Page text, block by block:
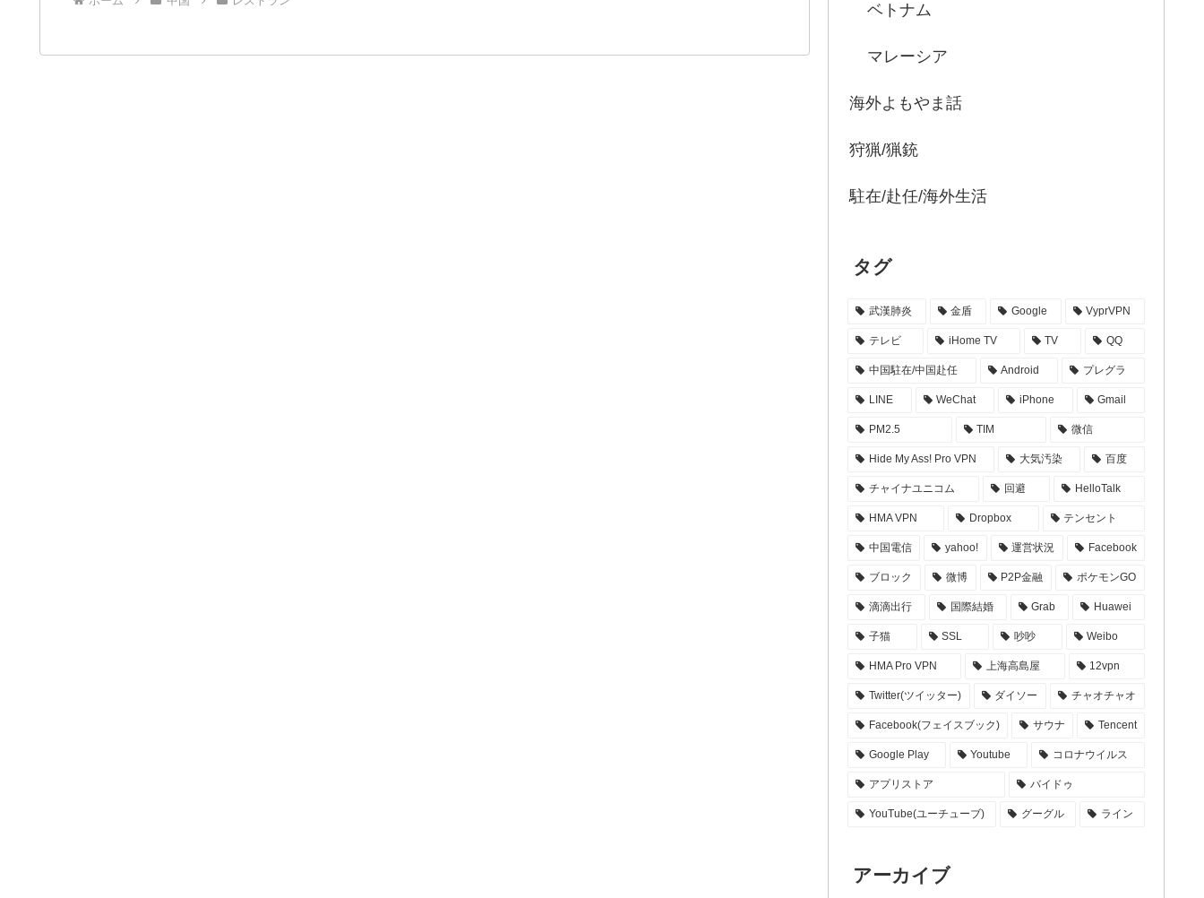
ベトナム
マレーシア
海外よもやま話
狩猟/猟銃
駐在/赴任/海外生活
タグ
武漢肺炎 金盾 Google VyprVPN
テレビ iHome TV TV QQ
中国駐在/中国赴任 Android プレグラ
LINE WeChat iPhone Gmail
PM2.5 TIM 微信
Hide My Ass! Pro VPN 大気汚染 百度
チャイナユニコム 回避 HelloTalk
HMA VPN Dropbox テンセント
中国電信 yahoo! 運営状況 Facebook
ブロック 微博 P2P金融 ポケモンGO
滴滴出行 国際結婚 Grab Huawei
子猫 SSL 吵吵 Weibo
HMA Pro VPN 上海高島屋 12vpn
Twitter(ツイッター) ダイソー チャオチャオ
Facebook(フェイスブック) サウナ Tencent
Google Play Youtube コロナウイルス
アプリストア バイドゥ
YouTube(ユーチューブ) グーグル ライン
アーカイブ